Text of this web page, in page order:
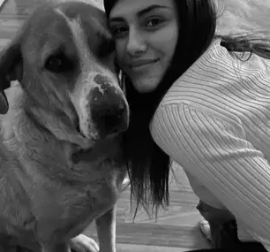
sitter nell’app